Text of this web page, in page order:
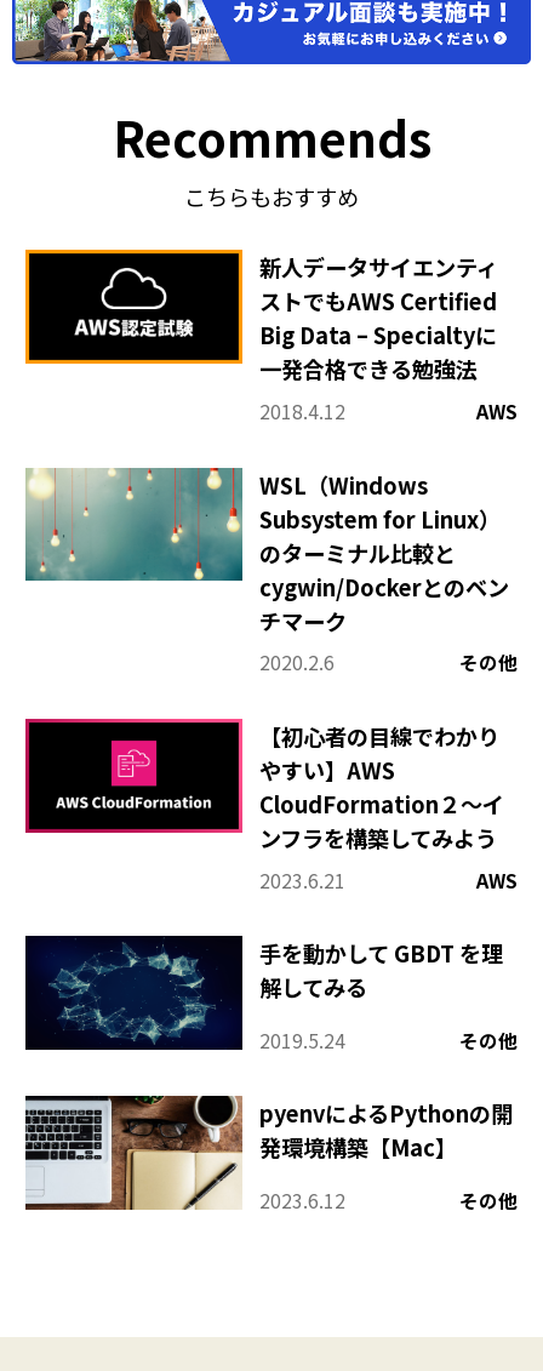
Recommends
こちらもおすすめ
新人データサイエンティ
ストでもAWS Certified
Big Data – Specialtyに
一発合格できる勉強法
2018.4.12 AWS
WSL（Windows
Subsystem for Linux）
のターミナル比較と
cygwin/Dockerとのベン
チマーク
2020.2.6 その他
【初心者の目線でわかり
やすい】AWS
CloudFormation２～イ
ンフラを構築してみよう
2023.6.21 AWS
手を動かして GBDT を理
解してみる
2019.5.24 その他
pyenvによるPythonの開
発環境構築【Mac】
2023.6.12 その他
X